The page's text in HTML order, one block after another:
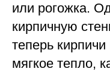
или рогожка.
кирпичную
теперь
мягкое тепло,